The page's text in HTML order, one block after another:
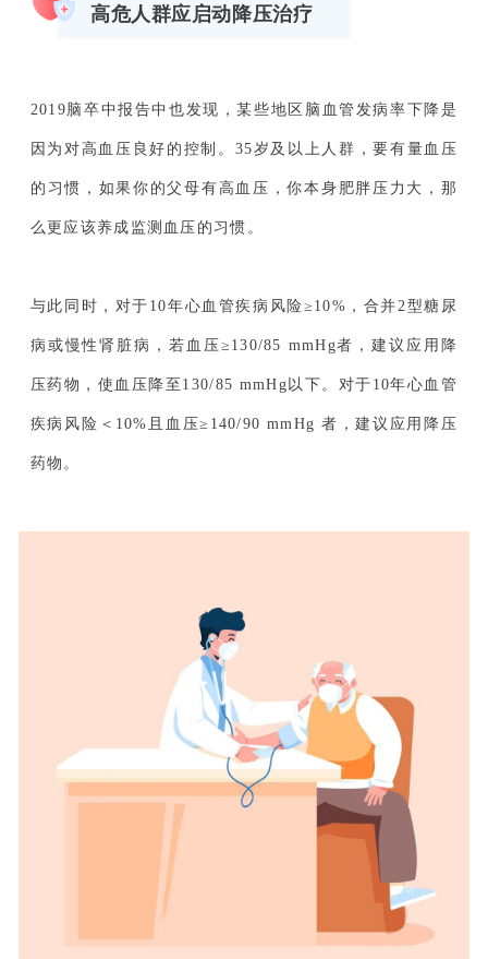
高危人群应启动降压治疗
2019脑卒中报告中也发现，某些地区脑血管发病率下降是
因为对高血压良好的控制。35岁及以上人群，要有量血压
的习惯，如果你的父母有高血压，你本身肥胖压力大，那
么更应该养成监测血压的习惯。
与此同时，对于10年心血管疾病风险≥10%，合并2型糖尿
病或慢性肾脏病，若血压≥130/85 mmHg者，建议应用降
压药物，使血压降至130/85 mmHg以下。对于10年心血管
疾病风险＜10%且血压≥140/90 mmHg 者，建议应用降压
药物。